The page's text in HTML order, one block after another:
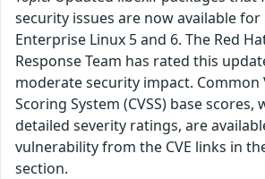
security issues are now available for
Enterprise Linux 5 and 6. The Red
Response Team has rated this
moderate security impact.
Scoring System (CVSS) base scores,
detailed severity ratings, are
vulnerability from the CVE links in
section.